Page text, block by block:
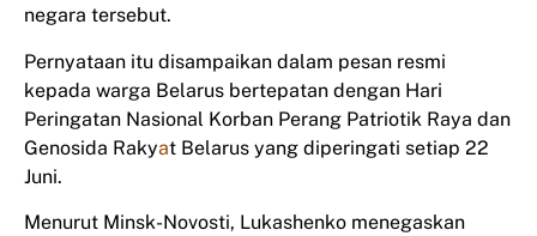
negara tersebut.
Pernyataan itu disampaikan dalam pesan resmi
kepada warga Belarus bertepatan dengan Hari
Peringatan Nasional Korban Perang Patriotik Raya dan
Genosida Rakyat Belarus yang diperingati setiap 22
Juni.
Menurut Minsk-Novosti, Lukashenko menegaskan